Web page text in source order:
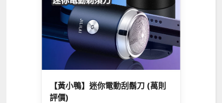
【黃小鴨】迷你電動刮鬍刀 (萬則
評價)